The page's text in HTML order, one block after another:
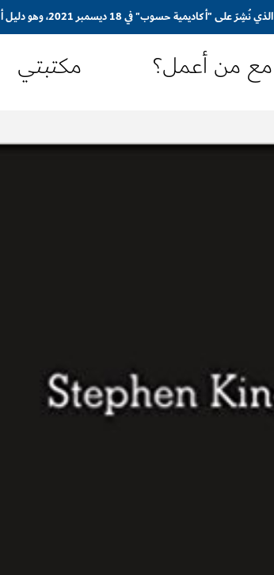
الذي نُشِرَ على "أكاديمية حسوب" في 18 ديسمبر 2021، وهو دليل أكاديمي مُبسَّط ومُوجَّه نحو المترجم المبتدئ
مع من أعمل؟ مكتبتي